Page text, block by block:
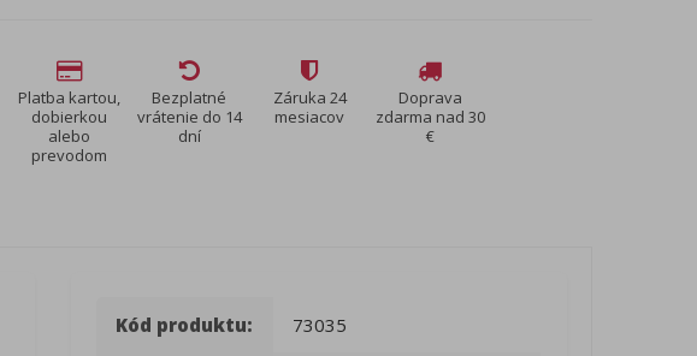
Platba kartou,
dobierkou
alebo
prevodom
Bezplatné
vrátenie do 14
dní
Záruka 24
mesiacov
Doprava
zdarma nad 30
€
Kód produktu: 73035